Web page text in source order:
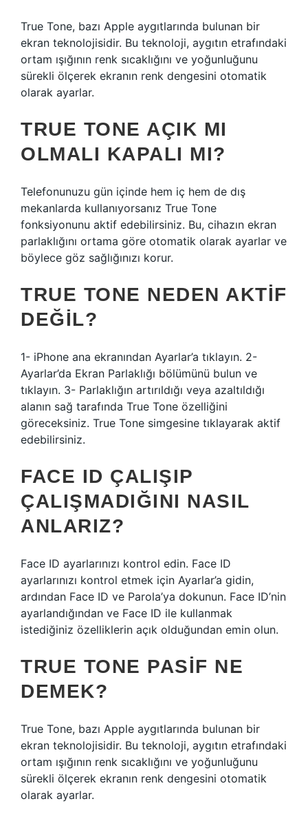
True Tone, bazı Apple aygıtlarında bulunan bir
ekran teknolojisidir. Bu teknoloji, aygıtın etrafındaki
ortam ışığının renk sıcaklığını ve yoğunluğunu
sürekli ölçerek ekranın renk dengesini otomatik
olarak ayarlar.
TRUE TONE AÇIK MI
OLMALI KAPALI MI?
Telefonunuzu gün içinde hem iç hem de dış
mekanlarda kullanıyorsanız True Tone
fonksiyonunu aktif edebilirsiniz. Bu, cihazın ekran
parlaklığını ortama göre otomatik olarak ayarlar ve
böylece göz sağlığınızı korur.
TRUE TONE NEDEN AKTIF
DEĞIL?
1- iPhone ana ekranından Ayarlar’a tıklayın. 2-
Ayarlar’da Ekran Parlaklığı bölümünü bulun ve
tıklayın. 3- Parlaklığın artırıldığı veya azaltıldığı
alanın sağ tarafında True Tone özelliğini
göreceksiniz. True Tone simgesine tıklayarak aktif
edebilirsiniz.
FACE ID ÇALIŞIP
ÇALIŞMADIĞINI NASIL
ANLARIZ?
Face ID ayarlarınızı kontrol edin. Face ID
ayarlarınızı kontrol etmek için Ayarlar’a gidin,
ardından Face ID ve Parola’ya dokunun. Face ID’nin
ayarlandığından ve Face ID ile kullanmak
istediğiniz özelliklerin açık olduğundan emin olun.
TRUE TONE PASIF NE
DEMEK?
True Tone, bazı Apple aygıtlarında bulunan bir
ekran teknolojisidir. Bu teknoloji, aygıtın etrafındaki
ortam ışığının renk sıcaklığını ve yoğunluğunu
sürekli ölçerek ekranın renk dengesini otomatik
olarak ayarlar.